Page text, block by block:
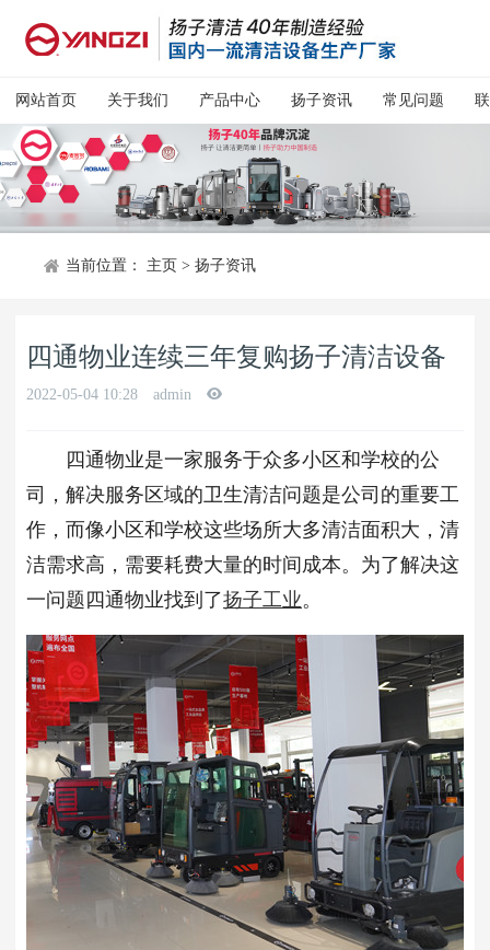
网站首页 关于我们 产品中心 扬子资讯 常见问题
当前位置： 主页 > 扬子资讯
四通物业连续三年复购扬子清洁设备
2022-05-04 10:28 admin
四通物业是一家服务于众多小区和学校的公
司，解决服务区域的卫生清洁问题是公司的重要工
作，而像小区和学校这些场所大多清洁面积大，清
洁需求高，需要耗费大量的时间成本。为了解决这
一问题四通物业找到了扬子工业。